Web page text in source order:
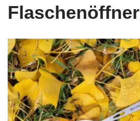
Flaschenöffner